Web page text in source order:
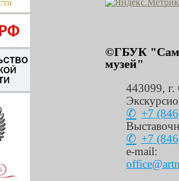
©ГБУК
музей"
443099, г.
+7
+7
e-mail: